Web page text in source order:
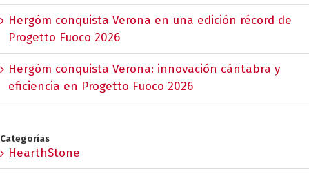
Hergóm conquista Verona en una edición récord de
Progetto Fuoco 2026
Hergóm conquista Verona: innovación cántabra y
eficiencia en Progetto Fuoco 2026
Categorías
HearthStone